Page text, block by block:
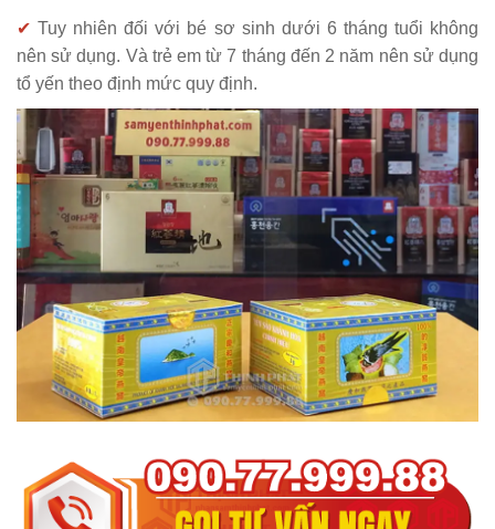
✔Tuy nhiên đối với bé sơ sinh dưới 6 tháng tuổi không
nên sử dụng. Và trẻ em từ 7 tháng đến 2 năm nên sử dụng
tổ yến theo định mức quy định.